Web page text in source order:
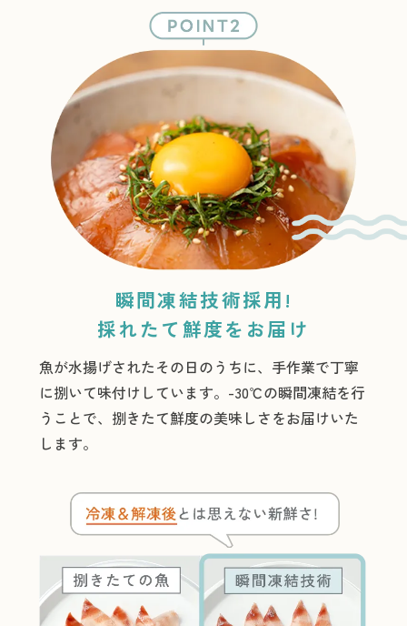
瞬間凍結技術採用!
採れたて鮮度をお届け
魚が水揚げされたその日のうちに、手作業で丁寧
に捌いて味付けしています。-30℃の瞬間凍結を行
うことで、捌きたて鮮度の美味しさをお届けいた
します。